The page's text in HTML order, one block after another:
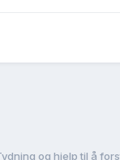
og hjelp til å